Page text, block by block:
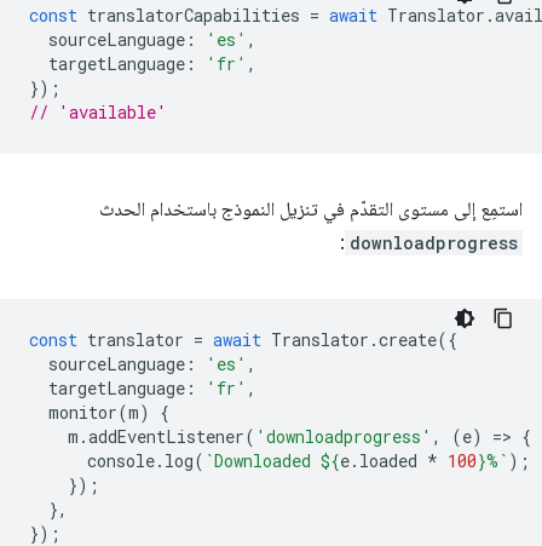
const translatorCapabilities = await Translator .
sourceLanguage : 'es' ,
targetLanguage : 'fr' ,
});
// 'available'
استمِع إلى مستوى التقدّم في تنزيل النموذج باستخدام الحدث
downloadprogress
:
const translator = await Translator .create({
sourceLanguage : 'es' ,
targetLanguage : 'fr' ,
monitor(m)
{
m .addEventListener( 'downloadprogress' , (e) => {
console. log( `Downloaded ${e. loaded * 100}%` );
});
},
});